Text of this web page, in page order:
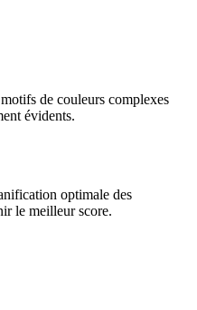
de couleurs complexes
évidents.
optimale des
le meilleur score.